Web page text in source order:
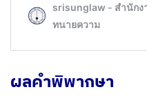
ผลคำพิพากษา